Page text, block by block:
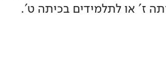
ז' או לתלמידים בכיתה ט'.